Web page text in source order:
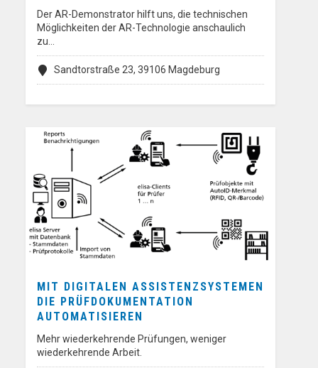
Der AR-Demonstrator hilft uns, die technischen
Möglichkeiten der AR-Technologie anschaulich
zu…
Sandtorstraße 23, 39106 Magdeburg
MIT DIGITALEN ASSISTENZSYSTEMEN
DIE PRÜFDOKUMENTATION
AUTOMATISIEREN
Mehr wiederkehrende Prüfungen, weniger
wiederkehrende Arbeit.